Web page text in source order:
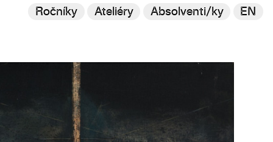
EN
Ročníky Ateliéry Absolventi/ky